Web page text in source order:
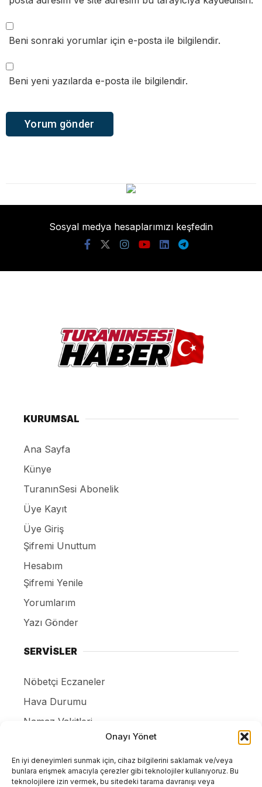
Onayı Yönet
En iyi deneyimleri sunmak için, cihaz bilgilerini saklamak ve/veya
bunlara erişmek amacıyla çerezler gibi teknolojiler kullanıyoruz. Bu
teknolojilere izin vermek, bu sitedeki tarama davranışı veya
Beni sonraki yorumlar için e-posta ile bilgilendir.
Beni yeni yazılarda e-posta ile bilgilendir.
Sosyal medya hesaplarımızı keşfedin
KURUMSAL
Ana Sayfa
Künye
TuranınSesi Abonelik
Üye Kayıt
Üye Giriş
Şifremi Unuttum
Hesabım
Şifremi Yenile
Yorumlarım
Yazı Gönder
SERVİSLER
Nöbetçi Eczaneler
Hava Durumu
Namaz Vakitleri
Puan Durumları
Resmi ilanlar